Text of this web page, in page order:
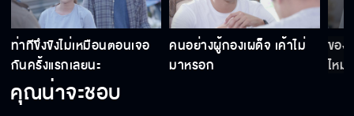
ท่าทีขึงขังไม่เหมือนตอนเจอ
กันครั้งแรกเลยนะ
คนอย่างผู้กองเผด็จ เค้าไม่
มาหรอก
ของ
ไหม
คุณน่าจะชอบ